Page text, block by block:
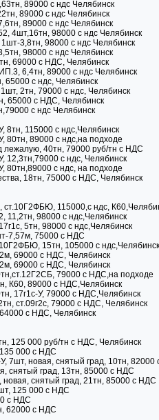
89000 с ндс Челябинск
89000 с ндс Челябинск
89000 с ндс Челябинск
4шт,16тн, 98000 с ндс Челябинск
3,8тн, 98000 с ндс Челябинск
98000 с ндс Челябинск
69000 с НДС, Челябинск
6,4тн, 89000 с ндс Челябинск
65000 с ндс, Челябинск
2тн, 79000 с ндс, Челябинск
65000 с НДС, Челябинск
с ндс Челябинск
8тн, 115000 с ндс,Челябинск
80тн, 89000 с ндс,на подходе
лежалую, 40тн, 79000 руб/тн с НДС
12,3тн,79000 с ндс, Челябинск
80тн,89000 с ндс, на подходе
18тн, 75000 с НДС, Челябинск
115000,с ндс,
98000 с ндс,Челябинск
5тн, 98000 с ндс,Челябинск
7,57м, 75000 с НДС
15тн, 105000 с ндс,Челябинск
69000 с НДС, Челябинск
69000 с НДС, Челябинск
79000 с НДС,на подходе
К60, 89000 с НДС,Челябинск
17г1с-У, 79000 с НДС,Челябинск
ст.09г2с, 79000 с НДС, Челябинск
с НДС, Челябинск
125 000 руб/тн с НДС, Челябинск
000 с НДС
7шт, новая, снятый град, 10тн, 82000
снятый град, 13тн, 85000 с НДС
снятый град, 21тн, 85000 с НДС
125 000 с НДС
с НДС
62000 с НДС